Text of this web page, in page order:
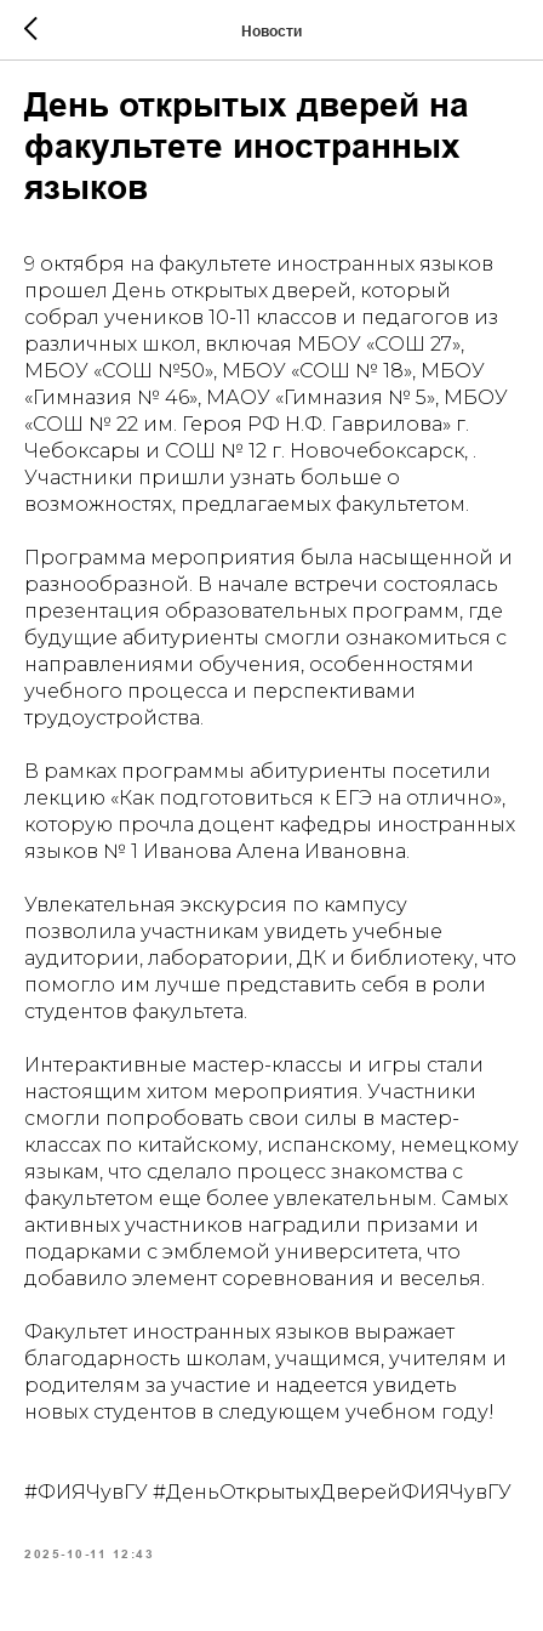
Новости
День открытых дверей на
факультете иностранных
языков
9 октября на факультете иностранных языков
прошел День открытых дверей, который
собрал учеников 10-11 классов и педагогов из
различных школ, включая МБОУ «СОШ 27»,
МБОУ «СОШ №50», МБОУ «СОШ № 18», МБОУ
«Гимназия № 46», МАОУ «Гимназия № 5», МБОУ
«СОШ № 22 им. Героя РФ Н.Ф. Гаврилова» г.
Чебоксары и СОШ № 12 г. Новочебоксарск, .
Участники пришли узнать больше о
возможностях, предлагаемых факультетом.
Программа мероприятия была насыщенной и
разнообразной. В начале встречи состоялась
презентация образовательных программ, где
будущие абитуриенты смогли ознакомиться с
направлениями обучения, особенностями
учебного процесса и перспективами
трудоустройства.
В рамках программы абитуриенты посетили
лекцию «Как подготовиться к ЕГЭ на отлично»,
которую прочла доцент кафедры иностранных
языков № 1 Иванова Алена Ивановна.
Увлекательная экскурсия по кампусу
позволила участникам увидеть учебные
аудитории, лаборатории, ДК и библиотеку, что
помогло им лучше представить себя в роли
студентов факультета.
Интерактивные мастер-классы и игры стали
настоящим хитом мероприятия. Участники
смогли попробовать свои силы в мастер-
классах по китайскому, испанскому, немецкому
языкам, что сделало процесс знакомства с
факультетом еще более увлекательным. Самых
активных участников наградили призами и
подарками с эмблемой университета, что
добавило элемент соревнования и веселья.
Факультет иностранных языков выражает
благодарность школам, учащимся, учителям и
родителям за участие и надеется увидеть
новых студентов в следующем учебном году!
#ФИЯЧувГУ #ДеньОткрытыхДверейФИЯЧувГУ
2025-10-11 12:43